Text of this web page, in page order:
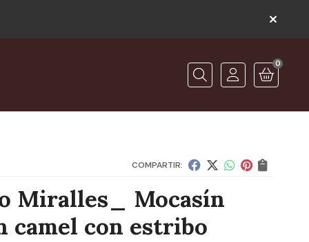
Buscar
0
COMPARTIR:
Miralles_ Mocasín
camel con estribo